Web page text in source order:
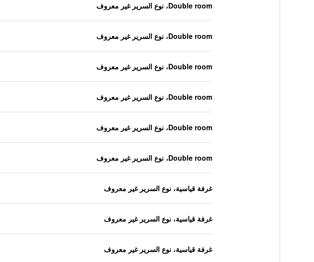
Double room، نوع السرير غير معروف
Double room، نوع السرير غير معروف
Double room، نوع السرير غير معروف
Double room، نوع السرير غير معروف
Double room، نوع السرير غير معروف
Double room، نوع السرير غير معروف
غرفة قياسية، نوع السرير غير معروف
غرفة قياسية، نوع السرير غير معروف
غرفة قياسية، نوع السرير غير معروف